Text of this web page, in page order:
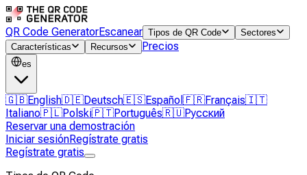
QR Code GeneratorEscanear Tipos de QR Code
Sectores
Características
Recursos Precios
es
🇬🇧English🇩🇪Deutsch🇪🇸Español 🇫🇷Français🇮🇹
Italiano🇵🇱Polski🇵🇹Português🇷🇺Русский
Reservar una demostración
Iniciar sesiónRegístrate gratis
Regístrate gratis